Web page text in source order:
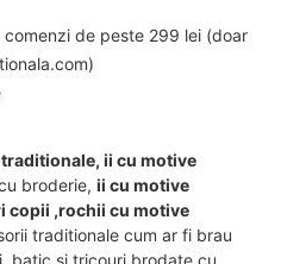
de peste 299 lei (doar
ii cu motive
broderie, ii cu motive
copii ,rochii cu motive
traditionale cum ar fi brau
batic si tricouri brodate cu